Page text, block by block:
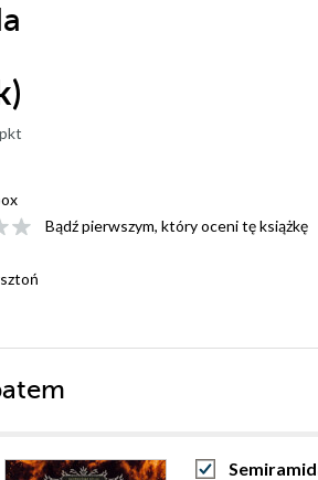
Bądź pierwszym, który oceni tę książkę